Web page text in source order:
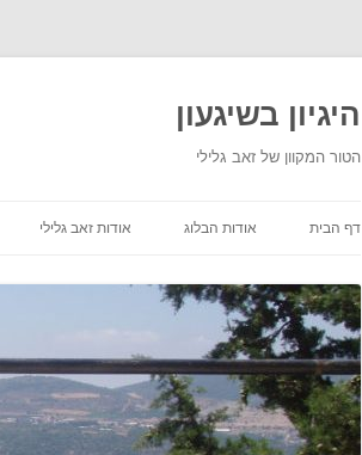
היגיון בשיגעון
הטור המקוון של זאב גלילי
דף הבית אודות הבלוג אודות זאב גלילי